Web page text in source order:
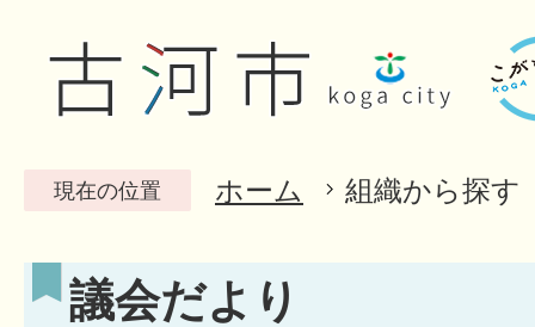
現在の位置 ホーム 組織から探す
議会だより